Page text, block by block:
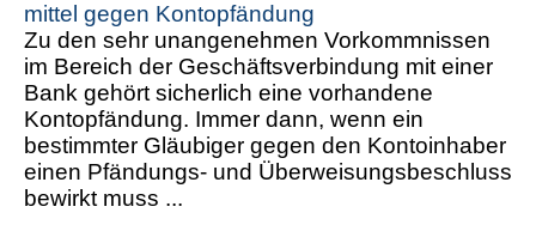
mittel gegen Kontopfändung
Zu den sehr unangenehmen Vorkommnissen
im Bereich der Geschäftsverbindung mit einer
Bank gehört sicherlich eine vorhandene
Kontopfändung. Immer dann, wenn ein
bestimmter Gläubiger gegen den Kontoinhaber
einen Pfändungs- und Überweisungsbeschluss
bewirkt muss ...